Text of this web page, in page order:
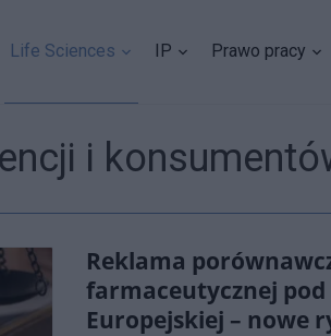
Life Sciences IP Prawo pracy
i
Reklama
farmaceutycznej
Europejskiej – nowe